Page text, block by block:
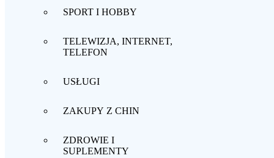
SPORT I HOBBY
TELEWIZJA, INTERNET,
TELEFON
USŁUGI
ZAKUPY Z CHIN
ZDROWIE I
SUPLEMENTY